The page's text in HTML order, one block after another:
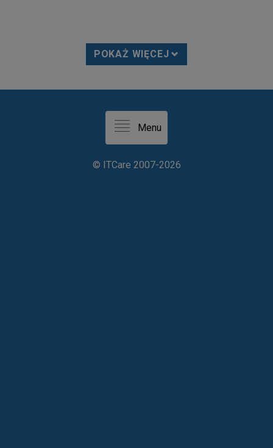
GS7A-2000B
Podstawowe informacje
Gniazda rozszerzeń
6
POKAŻ WIĘCEJ
Menu
© ITCare 2007-2026